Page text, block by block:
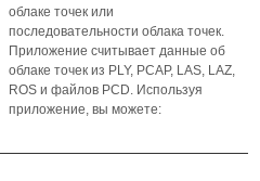
1
облаке точек или
последовательности облака точек.
Приложение считывает данные об
облаке точек из PLY, PCAP, LAS, LAZ,
ROS и файлов PCD. Используя
приложение, вы можете: